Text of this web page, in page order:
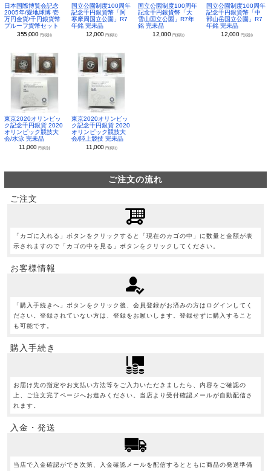
日本国際博覧会記念
2005年/愛地球博 壱
万円金貨/千円銀貨幣
プルーフ貨幣セット
355,000 円(税別)
国立公園制度100周年
記念千円銀貨幣「阿
寒摩周国立公園」R7
年銘 完未品
12,000 円(税別)
国立公園制度100周年
記念千円銀貨幣「大
雪山国立公園」R7年
銘 完未品
12,000 円(税別)
国立公園制度100周年
記念千円銀貨幣「中
部山岳国立公園」R7
年銘 完未品
12,000 円(税別)
東京2020オリンピッ
ク記念千円銀貨 2020
オリンピック競技大
会/水泳 完未品
11,000円(税別)
東京2020オリンピッ
ク記念千円銀貨 2020
オリンピック競技大
会/陸上競技 完未品
11,000 円(税別)
ご注文の流れ
ご注文
「カゴに入れる」ボタンをクリックすると「現在のカゴの中」に数量と金額が表
示されますので「カゴの中を見る」ボタンをクリックしてください。
お客様情報
「購入手続きへ」ボタンをクリック後、会員登録がお済みの方はログインしてく
ださい。登録されていない方は、登録をお願いします。登録せずに購入すること
も可能です。
購入手続き
お届け先の指定やお支払い方法等をご入力いただきましたら、内容をご確認の
上、ご注文完了ページへお進みください。当店より受付確認メールが自動配信さ
れます。
入金・発送
当店で入金確認ができ次第、入金確認メールを配信するとともに商品の発送準備